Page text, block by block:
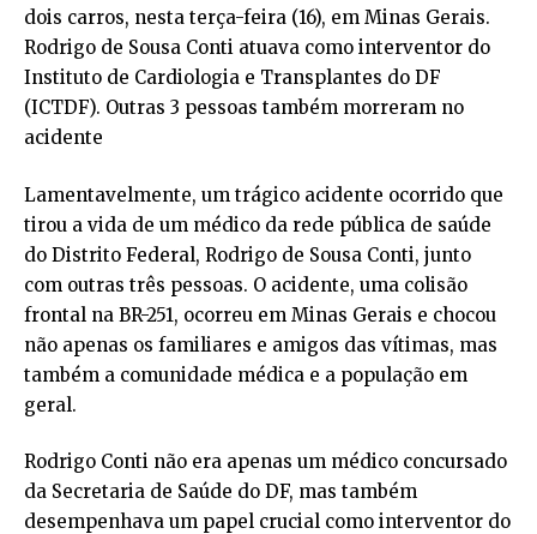
dois carros, nesta terça-feira (16), em Minas Gerais.
Rodrigo de Sousa Conti atuava como interventor do
Instituto de Cardiologia e Transplantes do DF
(ICTDF). Outras 3 pessoas também morreram no
acidente
Lamentavelmente, um trágico acidente ocorrido que
tirou a vida de um médico da rede pública de saúde
do Distrito Federal, Rodrigo de Sousa Conti, junto
com outras três pessoas. O acidente, uma colisão
frontal na BR-251, ocorreu em Minas Gerais e chocou
não apenas os familiares e amigos das vítimas, mas
também a comunidade médica e a população em
geral.
Rodrigo Conti não era apenas um médico concursado
da Secretaria de Saúde do DF, mas também
desempenhava um papel crucial como interventor do